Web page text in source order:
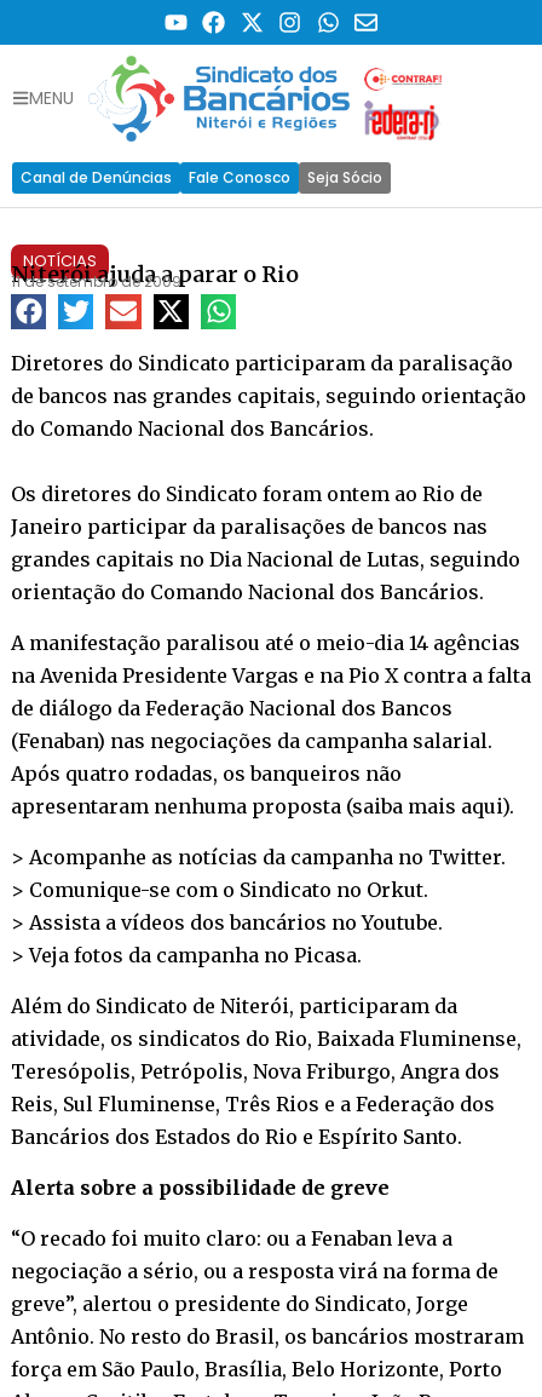
MENU
Canal de Denúncias Fale Conosco Seja Sócio
NOTÍCIAS
Niterói ajuda a parar o Rio
11 de setembro de 2009
Diretores do Sindicato participaram da paralisação
de bancos nas grandes capitais, seguindo orientação
do Comando Nacional dos Bancários.
Os diretores do Sindicato foram ontem ao Rio de
Janeiro participar da paralisações de bancos nas
grandes capitais no Dia Nacional de Lutas, seguindo
orientação do Comando Nacional dos Bancários.
A manifestação paralisou até o meio-dia 14 agências
na Avenida Presidente Vargas e na Pio X contra a falta
de diálogo da Federação Nacional dos Bancos
(Fenaban) nas negociações da campanha salarial.
Após quatro rodadas, os banqueiros não
apresentaram nenhuma proposta (saiba mais aqui).
> Acompanhe as notícias da campanha no Twitter.
> Comunique-se com o Sindicato no Orkut.
> Assista a vídeos dos bancários noYoutube.
> Veja fotos da campanha no Picasa.
Além do Sindicato de Niterói, participaram da
atividade, os sindicatos do Rio, Baixada Fluminense,
Teresópolis, Petrópolis, Nova Friburgo, Angra dos
Reis, Sul Fluminense, Três Rios e a Federação dos
Bancários dos Estados do Rio e Espírito Santo.
Alerta sobre a possibilidade de greve
“O recado foi muito claro: ou a Fenaban leva a
negociação a sério, ou a resposta virá na forma de
greve”, alertou o presidente do Sindicato, Jorge
Antônio. No resto do Brasil, os bancários mostraram
força em São Paulo, Brasília, Belo Horizonte, Porto